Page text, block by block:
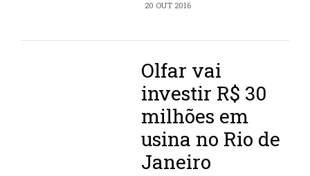
20 OUT 2016
Olfar vai
investir R$ 30
milhões em
usina no Rio de
Janeiro